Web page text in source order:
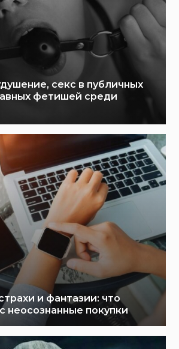
секс в публичных
фетишей среди
и фантазии: что
неосознанные покупки